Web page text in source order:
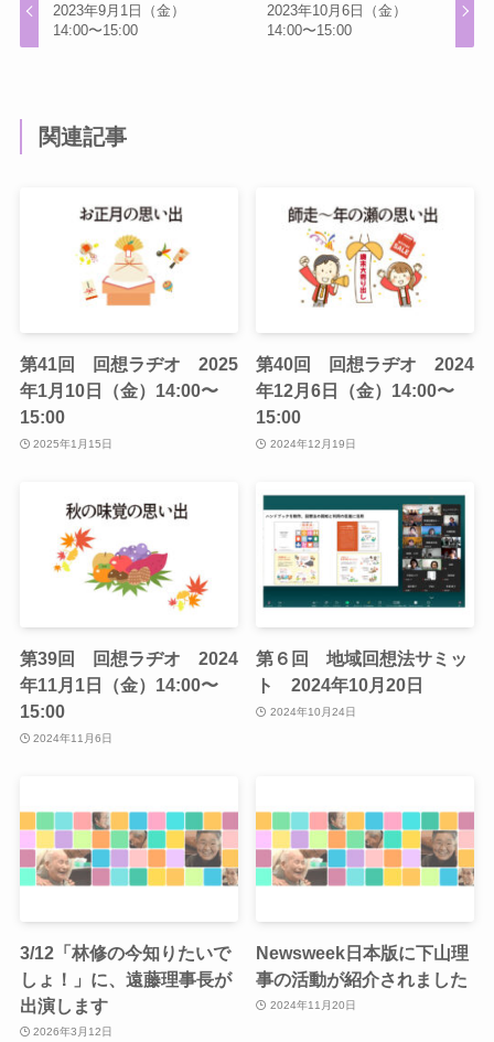
2023年9月1日（金）
14:00〜15:00
2023年10月6日（金）
14:00〜15:00
関連記事
第41回 回想ラヂオ 2025
年1月10日（金）14:00〜
15:00
2025年1月15日
第40回 回想ラヂオ 2024
年12月6日（金）14:00〜
15:00
2024年12月19日
第39回 回想ラヂオ 2024
年11月1日（金）14:00〜
15:00
2024年11月6日
第６回 地域回想法サミッ
ト 2024年10月20日
2024年10月24日
3/12「林修の今知りたいで
しょ！」に、遠藤理事長が
出演します
2026年3月12日
Newsweek日本版に下山理
事の活動が紹介されました
2024年11月20日